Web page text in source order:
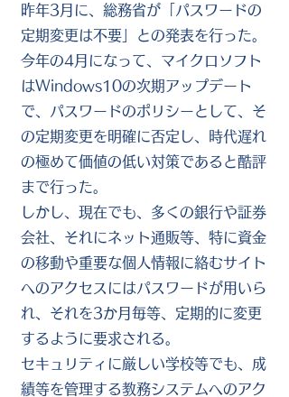
昨年3月に、総務省が「パスワードの
定期変更は不要」との発表を行った。
今年の4月になって、マイクロソフト
はWindows10の次期アップデート
で、パスワードのポリシーとして、そ
の定期変更を明確に否定し、時代遅れ
の極めて価値の低い対策であると酷評
まで行った。
しかし、現在でも、多くの銀行や証券
会社、それにネット通販等、特に資金
の移動や重要な個人情報に絡むサイト
へのアクセスにはパスワードが用いら
れ、それを3か月毎等、定期的に変更
するように要求される。
セキュリティに厳しい学校等でも、成
績等を管理する教務システムへのアク